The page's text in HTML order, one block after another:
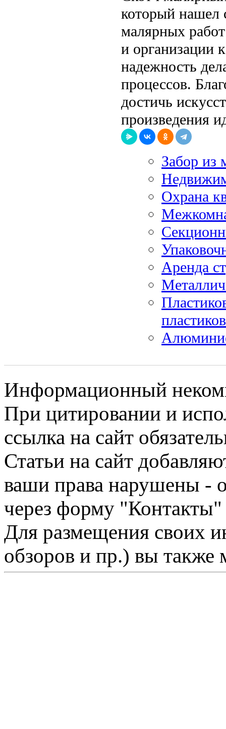
который нашел
малярных работ
и организации
надежность
процессов.
достичь
произведения
Забор из
Охрана
Аренда
Информационный
При цитировании и
ссылка на сайт
Статьи на сайт
ваши права нарушены -
через форму "Контакты"
Для размещения своих
обзоров и пр.) вы также